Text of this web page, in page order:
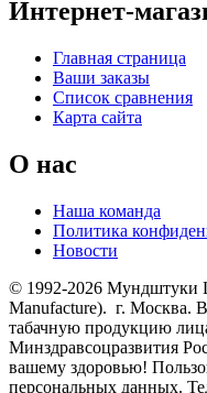
Интернет-
Главная страница
Ваши заказы
Список сравнения
Карта сайта
О нас
Наша команда
Политика
Новости
© 1992-2026
Manufacture). г. Москва.
табачную продукцию
Минздравсоцразвития
вашему здоровью!
персональных данных.